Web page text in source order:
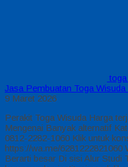
Jasa Pembuatan Toga
9 Maret 2026
Perakit Toga Wisuda Harga
Mengenai Banyak alternatif
0812-2282-1060 Klik untuk
https://wa.me/
Berarti besar Di sisi Alur Studi